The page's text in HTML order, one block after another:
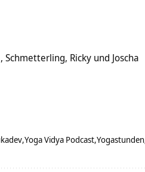
Ricky und Joscha
Yoga Vidya Podcast Yogastunden